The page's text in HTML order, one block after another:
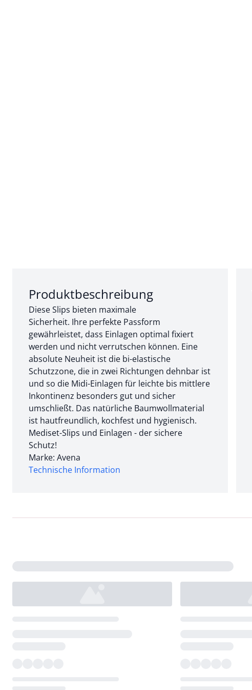
Abschnitt 1 von 3:
Produktbeschreibung
Diese Slips bieten maximale
Sicherheit. Ihre perfekte Passform
gewährleistet, dass Einlagen optimal fixiert
werden und nicht verrutschen können. Eine
absolute Neuheit ist die bi-elastische
Schutzzone, die in zwei Richtungen dehnbar ist
und so die Midi-Einlagen für leichte bis mittlere
Inkontinenz besonders gut und sicher
umschließt. Das natürliche Baumwollmaterial
ist hautfreundlich, kochfest und hygienisch.
Mediset-Slips und Einlagen - der sichere
Schutz!
Marke: Avena
Technische Information